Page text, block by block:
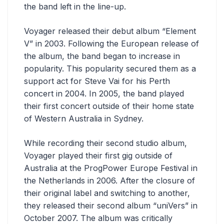
the band left in the line-up.
Voyager released their debut album “Element
V” in 2003. Following the European release of
the album, the band began to increase in
popularity. This popularity secured them as a
support act for Steve Vai for his Perth
concert in 2004. In 2005, the band played
their first concert outside of their home state
of Western Australia in Sydney.
While recording their second studio album,
Voyager played their first gig outside of
Australia at the ProgPower Europe Festival in
the Netherlands in 2006. After the closure of
their original label and switching to another,
they released their second album “uniVers” in
October 2007. The album was critically